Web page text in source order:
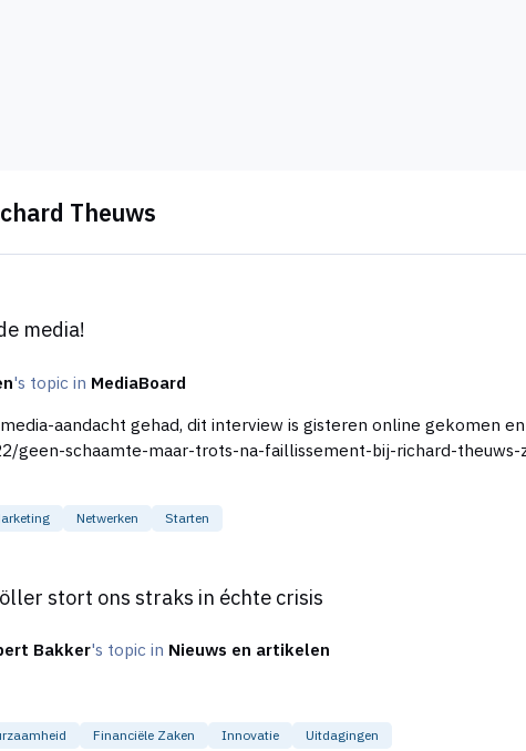
Theuws
media!
's topic in MediaBoard
aandacht gehad, dit interview is gisteren online gekomen
geen-schaamte-maar-trots-na-faillissement-bij-richard-
Netwerken Starten
stort ons straks in échte crisis
Bakker's topic in Nieuws en artikelen
Financiële Zaken Innovatie Uitdagingen